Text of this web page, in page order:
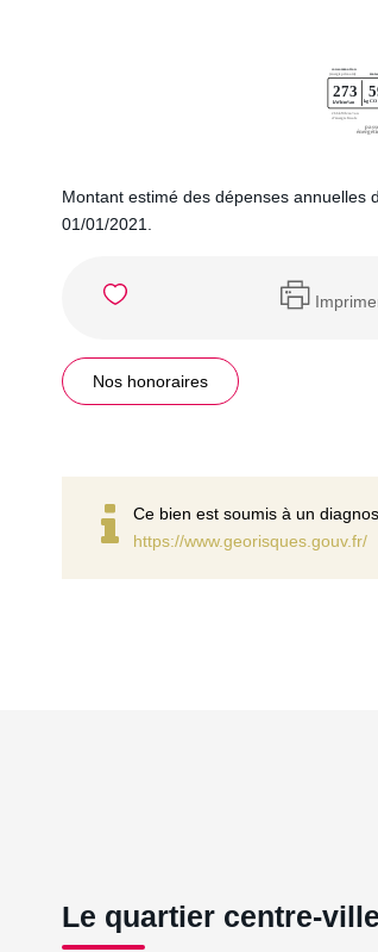
Montant estimé des dépenses
01/01/2021.
Nos honoraires
Ce bien est soumis à un
https://www.georisques.gouv.fr/
Le quartier centre-ville